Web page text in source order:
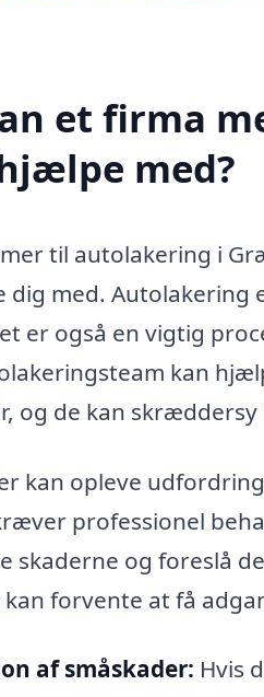
et firma
med?
til autolakering i
dig med.
er også en vigtig
kan
og de kan
kan opleve
professionel
skaderne og foreslå
forvente at få
af småskader: Hvis